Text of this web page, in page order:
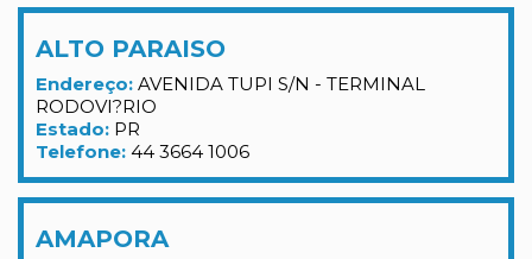
ALTO PARAISO
Endereço: AVENIDA TUPI S/N - TERMINAL
RODOVI?RIO
Estado: PR
Telefone: 44 3664 1006
AMAPORA